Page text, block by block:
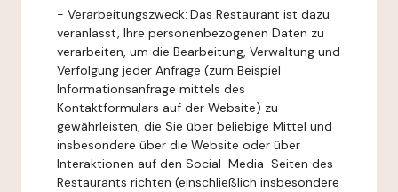
- Verarbeitungszweck: Das Restaurant ist dazu
veranlasst, Ihre personenbezogenen Daten zu
verarbeiten, um die Bearbeitung, Verwaltung und
Verfolgung jeder Anfrage (zum Beispiel
Informationsanfrage mittels des
Kontaktformulars auf der Website) zu
gewährleisten, die Sie über beliebige Mittel und
insbesondere über die Website oder über
Interaktionen auf den Social-Media-Seiten des
Restaurants richten (einschließlich insbesondere